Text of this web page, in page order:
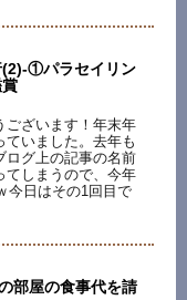
(2)-①パラセイリン
ございます！年末年
ていました。去年も
ログ上の記事の名前
てしまうので、今年
今日はその1回目で
部屋の食事代を請